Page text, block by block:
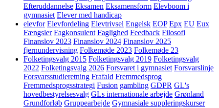
Efteruddannelse Eksamen Eksamensform Elevboom i
gymnasiet Elever med handicap
elevfor Elevfordeling Elevtrivsel Engelsk EOP Epx EU Eux
Fængsler Fagkonsulent Faglighed Feedback Filosofi
Finanslov 2023 Finanslov 2024 Finanslov 2025
fjernundervisning Folkemøde 2023 Folkemøde 23
Folketingsvalg 2015 Folketingsvalg 2019 Folketingsvalg
2022 Folketingsvalg 2026 Forsvaret i gymnasiet Forsvarslinje
Forsvarsstudieretning Frafald Fremmedsprog
Fremmedsprogsstrategi Fusion gambling GDPR GL's
hovedbestyrelsesvalg GLs internationale arbejde Grønland
Grundforløb Gruppearbejde Gymnasiale suppleringskurser